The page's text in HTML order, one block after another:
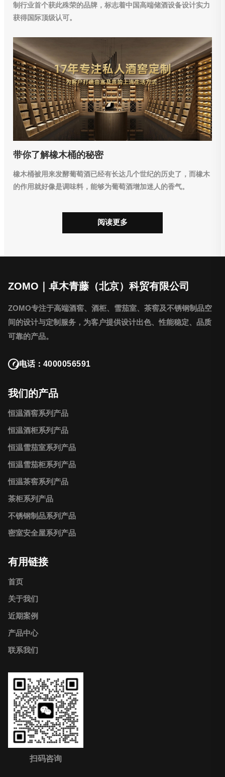
制行业首个获此殊荣的品牌，标志着中国高端储酒设备设计实力
获得国际顶级认可。
带你了解橡木桶的秘密
橡木桶被用来发酵葡萄酒已经有长达几个世纪的历史了，而橡木
的作用就好像是调味料，能够为葡萄酒增加迷人的香气。
阅读更多
ZOMO｜卓木青藤（北京）科贸有限公司
ZOMO专注于高端酒窖、酒柜、雪茄室、茶窖及不锈钢制品空
间的设计与定制服务，为客户提供设计出色、性能稳定、品质
可靠的产品。
电话： 4000056591
我们的产品
恒温酒窖系列产品
恒温酒柜系列产品
恒温雪茄室系列产品
恒温雪茄柜系列产品
恒温茶窖系列产品
茶柜系列产品
不锈钢制品系列产品
密室安全屋系列产品
有用链接
首页
关于我们
近期案例
产品中心
联系我们
扫码咨询